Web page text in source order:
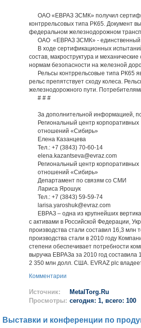
ОАО «ЕВРАЗ ЗСМК» получил
контррельсовых типа РК65. Документ
федеральном железнодорожном
ОАО «ЕВРАЗ ЗСМК» - единственный
В ходе сертификационных
состав, макроструктура и
нормам безопасности на железной
Рельсы контррельсовые типа РК65
рельс препятствует сходу колеса.
железнодорожного пути.
# # #
За дополнительной информацией,
Региональный центр корпоративных
отношений «Сибирь»
Елена Казанцева
Тел.: +7 (3843) 70-60-14
elena.kazantseva@evraz.com
Региональный центр корпоративных
отношений «Сибирь»
Департамент по связям со СМИ
Лариса Ярошук
Тел.: +7 (3843) 59-59-74
larisa.yaroshuk@evraz.com
ЕВРАЗ – одна из крупнейших
с активами в Российской Федерации,
производства стали составил 16,3
производства стали в 2010 году
степени обеспечивает потребности
выручка ЕВРАЗа за 2010 год
2 350 млн долл. США. EVRAZ plc
Комментарии
Источник:
MetalTorg.Ru
Просмотры: сегодня: 1, всего: 100
Выставки и конференции по